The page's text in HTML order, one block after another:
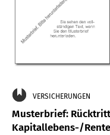
VERSICHERUNGEN
Musterbrief:
Kapitallebens-/